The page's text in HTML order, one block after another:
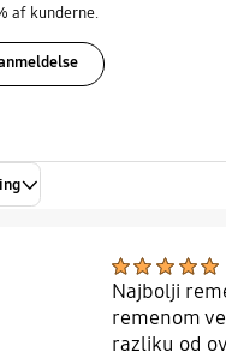
af kunderne.
Najbolji
remenom
razliku od